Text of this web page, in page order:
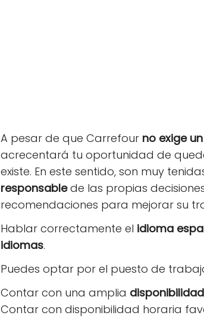
A pesar de que Carrefour no exige
acrecentará tu oportunidad de
existe. En este sentido, son muy
responsablede las propias
recomendaciones para mejorar su
Hablar correctamente el idioma
idiomas.
Puedes optar por el puesto de
Contar con una amplia
Contar con disponibilidad horaria